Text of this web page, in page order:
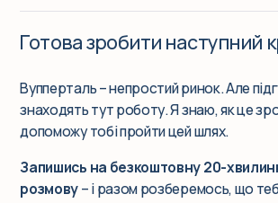
Готова зробити наступний
Вупперталь – непростий ринок. Але
знаходять тут роботу. Я знаю, як це
допоможу тобі пройти цей шлях.
Запишись на безкоштовну 20-
розмову– і разом розберемось, що